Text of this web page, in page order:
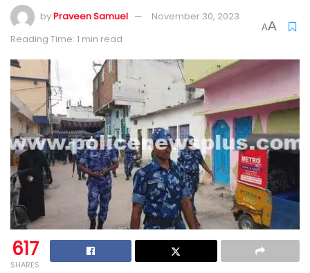
byPraveen Samuel
November 30, 2023
Reading Time: 1 min read
AA
617
SHARES